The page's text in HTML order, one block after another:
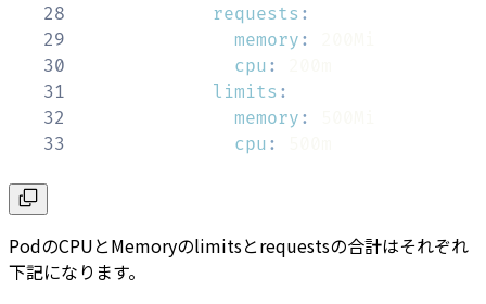
28
requests :
29
memory :
30
cpu :
31
limits :
32
memory :
33
cpu :
PodのCPUとMemoryのlimitsとrequestsの合計はそれぞれ
下記になります。